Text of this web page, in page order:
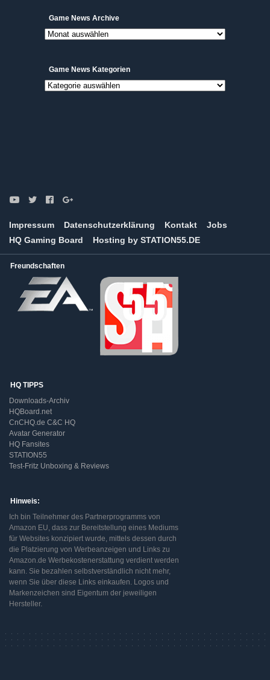
Game News ArchiveGame
News
Archive
Game News Kategorien
Game
Impressum Datenschutzerklärung Kontakt
Jobs
HQ Gaming Board
Hosting by STATION55.DE
Freundschaften
HQ TIPPS
Downloads-Archiv
HQBoard.net
CnCHQ.de C&C HQ
Avatar Generator
HQ Fansites
STATION55
Test-Fritz Unboxing & Reviews
Hinweis:
Ich bin Teilnehmer des Partnerprogramms von
Amazon EU, dass zur Bereitstellung eines Mediums
für Websites konzipiert wurde, mittels dessen durch
die Platzierung von Werbeanzeigen und Links zu
Amazon.de Werbekostenerstattung verdient werden
kann. Sie bezahlen selbstverständlich nicht mehr,
wenn Sie über diese Links einkaufen. Logos und
Markenzeichen sind Eigentum der jeweiligen
Hersteller.